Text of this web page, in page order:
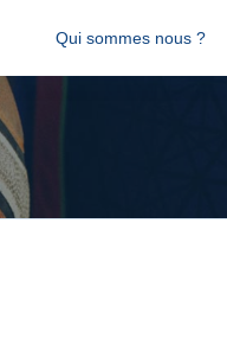
Qui sommes nous ?